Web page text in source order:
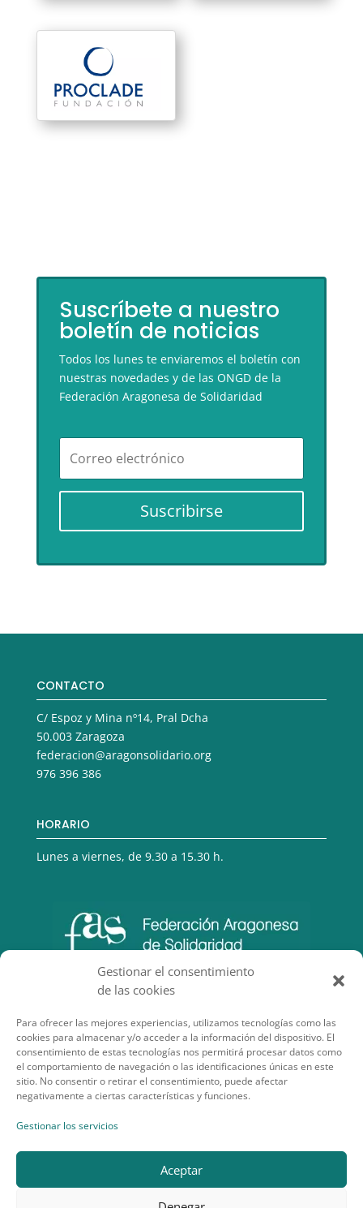
Gestionar el consentimiento
de las cookies
Para ofrecer las mejores experiencias, utilizamos tecnologías como las
cookies para almacenar y/o acceder a la información del dispositivo. El
consentimiento de estas tecnologías nos permitirá procesar datos como
el comportamiento de navegación o las identificaciones únicas en este
sitio. No consentir o retirar el consentimiento, puede afectar
negativamente a ciertas características y funciones.
Gestionar los servicios
Aceptar
Suscríbete a nuestro
boletín de noticias
Todos los lunes te enviaremos el boletín con
nuestras novedades y de las ONGD de la
Federación Aragonesa de Solidaridad
Suscribirse
CONTACTO
C/ Espoz y Mina nº14, Pral Dcha
50.003 Zaragoza
federacion@aragonsolidario.org
976 396 386
HORARIO
Lunes a viernes, de 9.30 a 15.30 h.
SECCIONES DE INTERÉS